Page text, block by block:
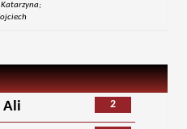
Katarzyna;
2
Ali